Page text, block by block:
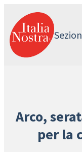
contenuto
Arco,
per la